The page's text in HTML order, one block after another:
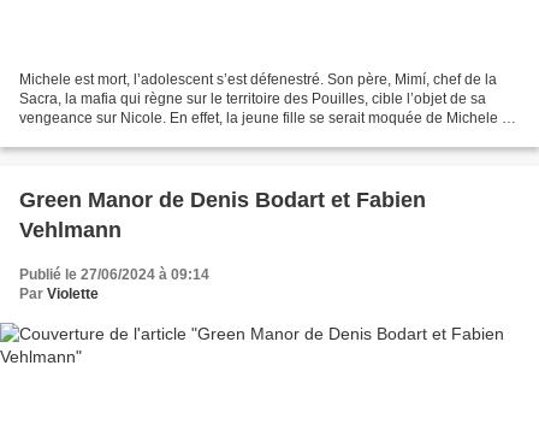
Michele est mort, l’adolescent s’est défenestré. Son père, Mimí, chef de la
Sacra, la mafia qui règne sur le territoire des Pouilles, cible l’objet de sa
vengeance sur Nicole. En effet, la jeune fille se serait moquée de Michele et
Green Manor de Denis Bodart et Fabien
Vehlmann
Publié le 27/06/2024 à 09:14
Par Violette